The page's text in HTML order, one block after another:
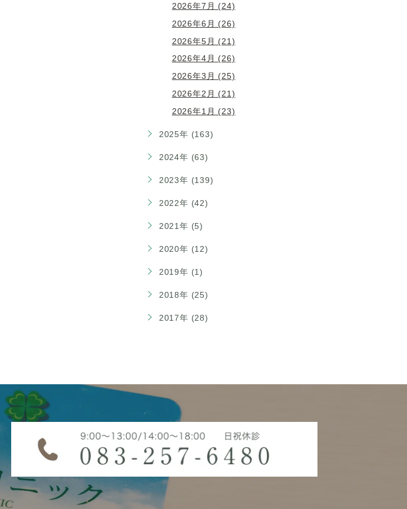
2026年7月 (24)
2026年6月 (26)
2026年5月 (21)
2026年4月 (26)
2026年3月 (25)
2026年2月 (21)
2026年1月 (23)
2025年 (163)
2024年 (63)
2023年 (139)
2022年 (42)
2021年 (5)
2020年 (12)
2019年 (1)
2018年 (25)
2017年 (28)